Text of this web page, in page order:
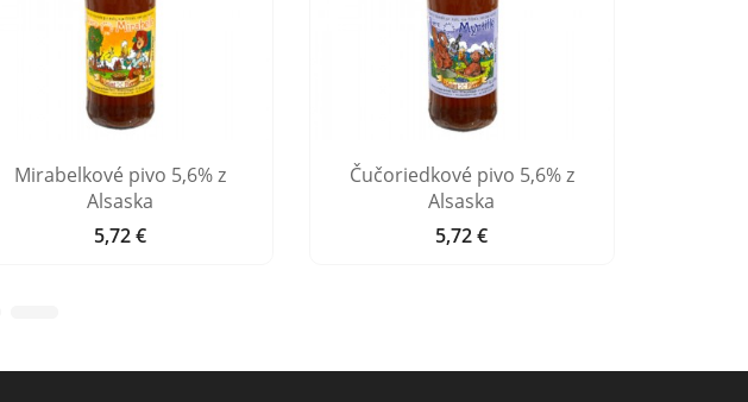
Mirabelkové pivo 5,6% z
Alsaska
Cena
5,72 €
Čučoriedkové pivo 5,6% z
Alsaska
Cena
5,72 €